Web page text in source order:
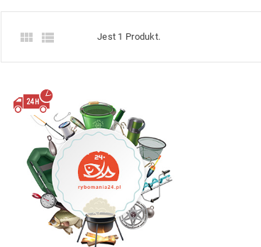
  Jest 1 Produkt.